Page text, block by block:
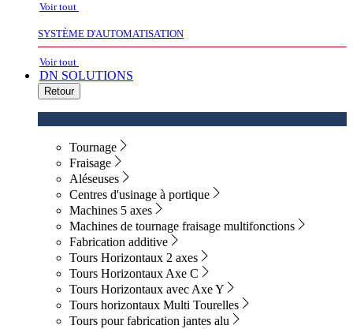
Voir tout
SYSTÈME D'AUTOMATISATION
Voir tout
DN SOLUTIONS
Retour
Tournage
Fraisage
Aléseuses
Centres d'usinage à portique
Machines 5 axes
Machines de tournage fraisage multifonctions
Fabrication additive
Tours Horizontaux 2 axes
Tours Horizontaux Axe C
Tours Horizontaux avec Axe Y
Tours horizontaux Multi Tourelles
Tours pour fabrication jantes alu